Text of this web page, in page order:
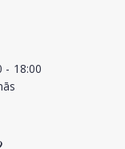
- 18:00